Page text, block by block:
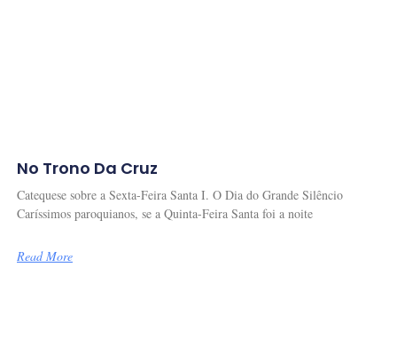
No Trono Da Cruz
Catequese sobre a Sexta-Feira Santa I. O Dia do Grande Silêncio
Caríssimos paroquianos, se a Quinta-Feira Santa foi a noite
Read More